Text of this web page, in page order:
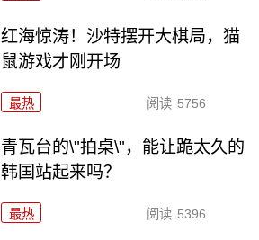
红海惊涛！沙特摆开大棋局，猫
鼠游戏才刚开场
最热 阅读 5756
青瓦台的\"拍桌\"，能让跪太久的
韩国站起来吗？
最热 阅读 5396